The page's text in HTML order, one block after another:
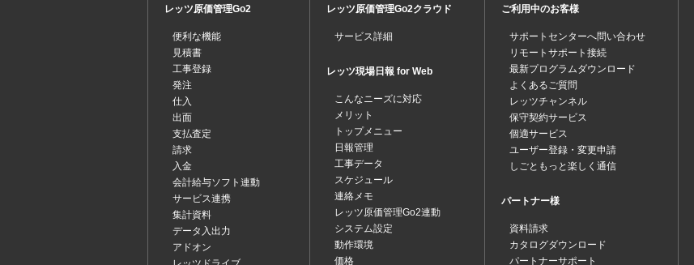
レッツ原価管理Go2
便利な機能
見積書
工事登録
発注
仕入
出面
支払査定
請求
入金
会計給与ソフト連動
サービス連携
集計資料
データ入出力
アドオン
レッツ原価管理Go2クラウド
サービス詳細
レッツ現場日報 for Web
こんなニーズに対応
メリット
トップメニュー
日報管理
工事データ
スケジュール
連絡メモ
レッツ原価管理Go2連動
システム設定
動作環境
価格
ご利用中のお客様
サポートセンターへ問い合わせ
リモートサポート接続
最新プログラムダウンロード
よくあるご質問
レッツチャンネル
保守契約サービス
個適サービス
ユーザー登録・変更申請
しごともっと楽しく通信
パートナー様
資料請求
カタログダウンロード
パートナーサポート